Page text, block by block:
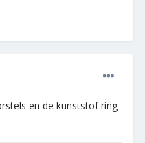
en de kunststof ring